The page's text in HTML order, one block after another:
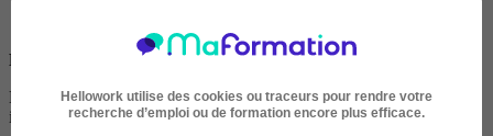
Projet professionnel et expérience en entreprise
Les étudiants réalisent un projet de direction artistique complet,
intégrant :
Hellowork utilise des cookies ou traceurs pour rendre votre
recherche d’emploi ou de formation encore plus efficace.